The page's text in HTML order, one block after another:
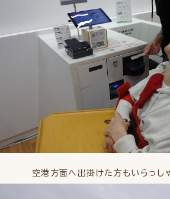
空港方面へ出掛けた方もいらっし